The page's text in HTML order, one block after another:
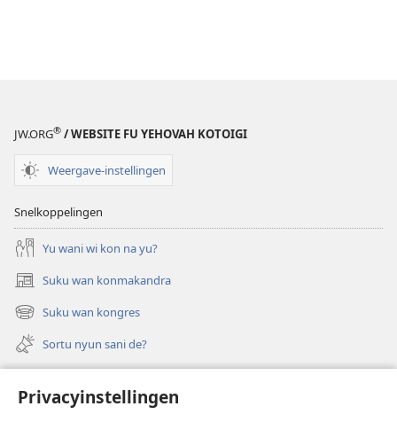
Privacyinstellingen
JW.ORG® / WEBSITE FU YEHOVAH KOTOIGI
Weergave-instellingen
Snelkoppelingen
Yu wani wi kon na yu?
Suku wan konmakandra
(opent
nieuw
venster)
Suku wan kongres
(opent
nieuw
venster)
Sortu nyun sani de?
Video’s met audiodescriptie